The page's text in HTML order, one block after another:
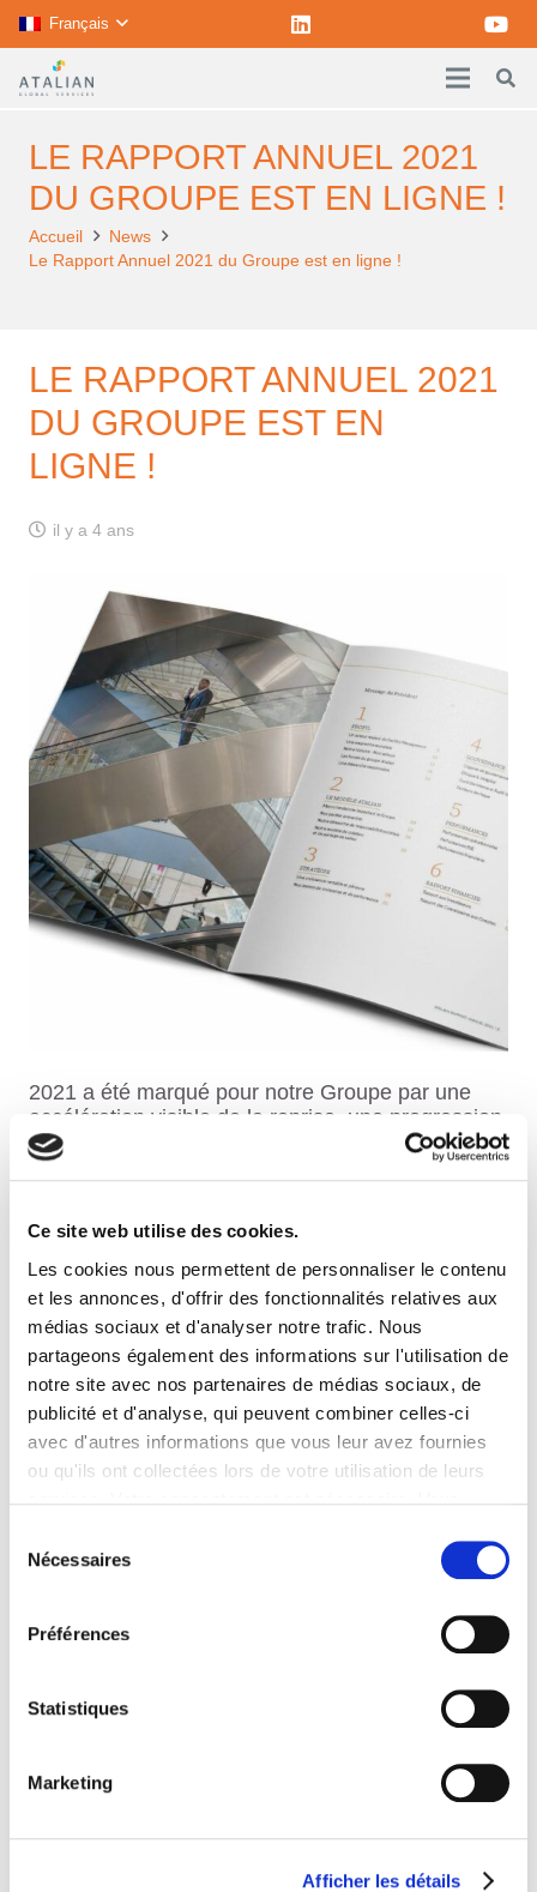
Ce site web utilise des cookies.
Les cookies nous permettent de personnaliser le contenu
et les annonces, d'offrir des fonctionnalités relatives aux
médias sociaux et d'analyser notre trafic. Nous
partageons également des informations sur l'utilisation de
notre site avec nos partenaires de médias sociaux, de
publicité et d'analyse, qui peuvent combiner celles-ci
avec d'autres informations que vous leur avez fournies
ou qu'ils ont collectées lors de votre utilisation de leurs
Nécessaires
Préférences
Statistiques
Marketing
Afficher les détails
Français
LE RAPPORT ANNUEL 2021
DU GROUPE EST EN LIGNE !
Accueil
News
Le Rapport Annuel 2021 du Groupe est en ligne !
LE RAPPORT ANNUEL 2021
DU GROUPE EST EN
LIGNE !
il y a 4 ans
2021 a été marqué pour notre Groupe par une
accélération visible de la reprise, une progression
de nos résultats et des fondamentaux solides.
du groupe. Elle nous a, au contraire, fixé de
nouveaux défis que nous avons relevés avec nos
partenaires et collaborateurs.
L’année passée a été une année de défis mais
une année bénéfique.
Retrouvez les résultats et performances du
Groupe ainsi que ses actions RSE dans le rapport
Consultez la version web du Rapport Annuel